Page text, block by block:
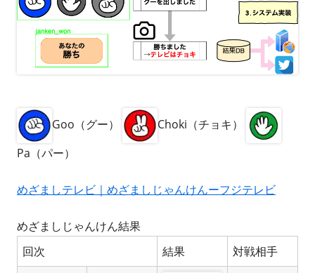
Goo（グー）
Choki（チョキ）
Pa（パー）
めざましテレビ｜めざましじゃんけんーフジテレビ
めざましじゃんけん結果
回次
結果 対戦相手